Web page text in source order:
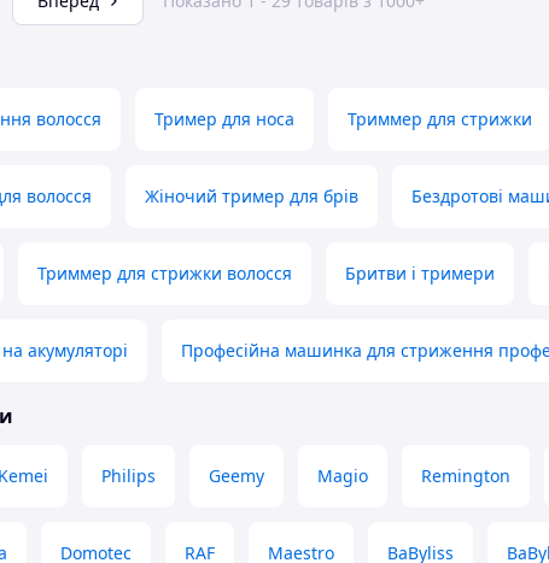
волосся Тример для носа Триммер для стрижки
волосся Жіночий тример для брів Бездротові
Триммер для стрижки волосся Бритви і тримери
акумуляторі Професійна машинка для стриження
Kemei Philips Geemy Magio Remington
Domotec RAF Maestro BaByliss